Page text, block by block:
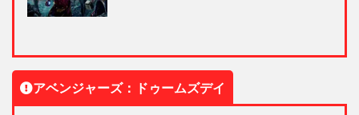
アベンジャーズ：ドゥームズデイ